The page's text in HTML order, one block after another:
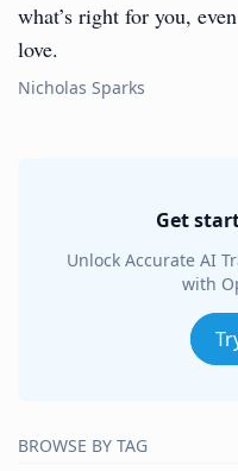
what’s right for you,
love.
Nicholas Sparks
Get
Unlock Accurate AI
with
BROWSE BY TAG